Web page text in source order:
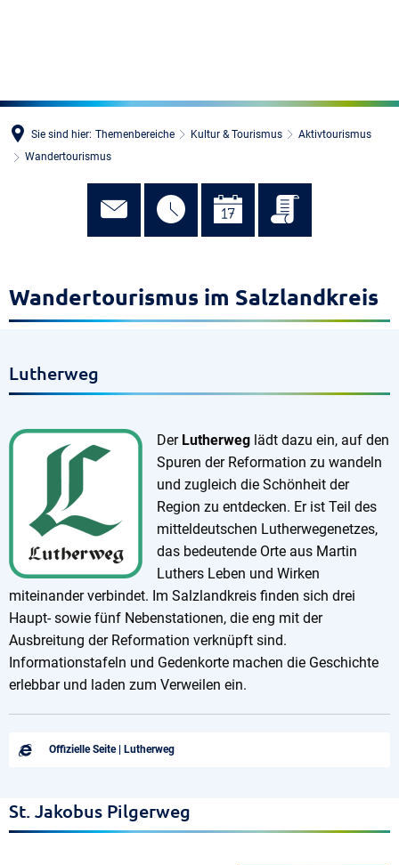
Sie sind hier: Themenbereiche Kultur & Tourismus
Aktivtourismus
Wandertourismus
Wandertourismus im Salzlandkreis
Lutherweg
Der Lutherweg lädt dazu ein, auf den
Spuren der Reformation zu wandeln
und zugleich die Schönheit der
Region zu entdecken. Er ist Teil des
mitteldeutschen Lutherwegenetzes,
das bedeutende Orte aus Martin
Luthers Leben und Wirken
miteinander verbindet. Im Salzlandkreis finden sich drei
Haupt- sowie fünf Nebenstationen, die eng mit der
Ausbreitung der Reformation verknüpft sind.
Informationstafeln und Gedenkorte machen die Geschichte
erlebbar und laden zum Verweilen ein.
Offizielle Seite | Lutherweg
St. Jakobus Pilgerweg